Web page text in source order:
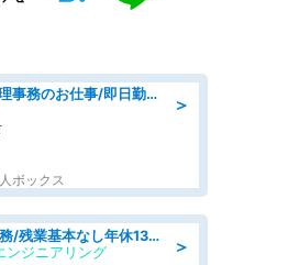
＞
経理/病院での経理事務のお仕事/即日勤務可/車通勤可/経理/一般事務
ボックス
＞
一般事務・OA事務/残業基本なし年休130日社保完備の一般・調達事務
ンジニアリング